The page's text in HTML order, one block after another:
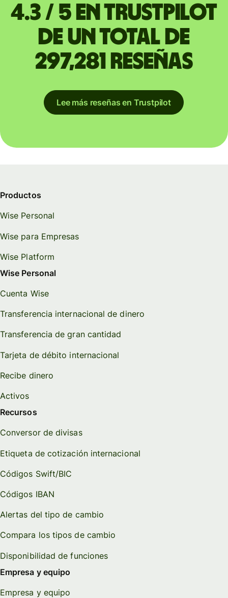
4.3 / 5 en Trustpilot
de un total de
297,281 reseñas
Lee más reseñas en Trustpilot
Productos
Wise Personal
Wise para Empresas
Wise Platform
Wise Personal
Cuenta Wise
Transferencia internacional de dinero
Transferencia de gran cantidad
Tarjeta de débito internacional
Recibe dinero
Activos
Recursos
Conversor de divisas
Etiqueta de cotización internacional
Códigos Swift/BIC
Códigos IBAN
Alertas del tipo de cambio
Compara los tipos de cambio
Disponibilidad de funciones
Empresa y equipo
Empresa y equipo